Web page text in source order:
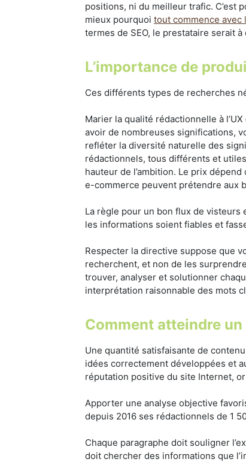
positions, ni du meilleur trafic. C’est
mieux pourquoi tout commence avec
termes de SEO, le prestataire serait
L’importance de
Ces différents types de recherches
Marier la qualité rédactionnelle à
avoir de nombreuses significations,
refléter la diversité naturelle des
rédactionnels, tous différents et
hauteur de l’ambition. Le prix
e-commerce peuvent prétendre aux
La règle pour un bon flux de visteurs
les informations soient fiables et
Respecter la directive suppose que
recherchent, et non de les
trouver, analyser et solutionner
interprétation raisonnable des mots
Comment atteindre
Une quantité satisfaisante de
idées correctement développées et
réputation positive du site Internet,
Apporter une analyse objective
depuis 2016 ses rédactionnels de 1
Chaque paragraphe doit souligner
doit chercher des informations que